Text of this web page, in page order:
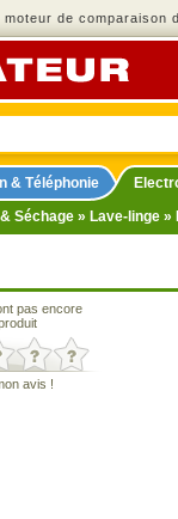
de comparaison
& Téléphonie
Séchage » Lave-linge »
pas encore
avis !